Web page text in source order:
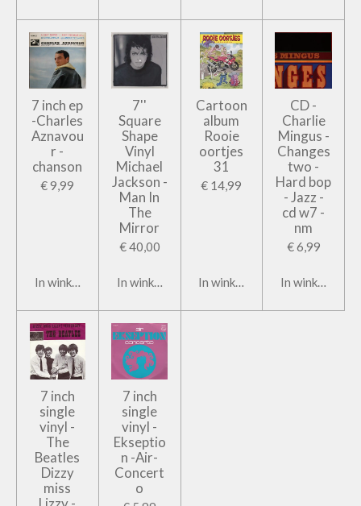
7 inch ep
-Charles
Aznavou
r -
chanson
€ 9,99
In winkelwagen
7''
Square
Shape
Vinyl
Michael
Jackson -
Man In
The
Mirror
€ 40,00
In winkelwagen
Cartoon
album
Rooie
oortjes
31
€ 14,99
In winkelwagen
CD -
Charlie
Mingus -
Changes
two -
Hard bop
- Jazz -
cd w7 -
nm
€ 6,99
In
7 inch
single
vinyl -
The
Beatles
Dizzy
miss
7 inch
single
vinyl -
Ekseptio
n -Air-
Concert
o